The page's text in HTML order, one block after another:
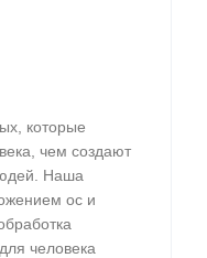
которые
чем создают
Наша
ос и
человека